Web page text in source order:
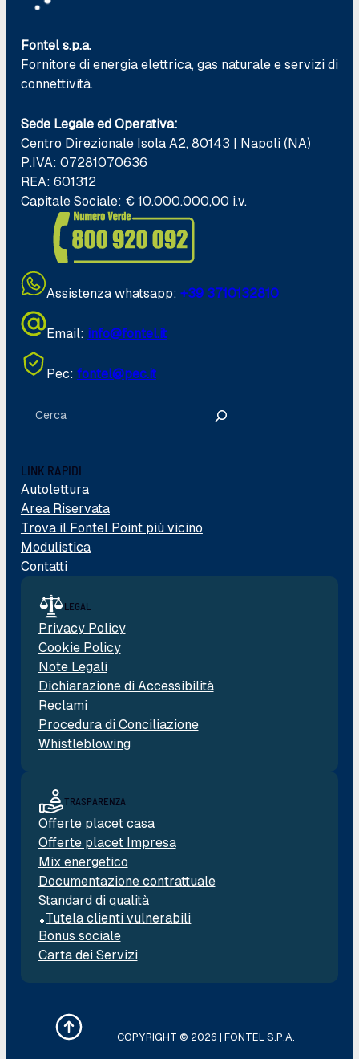
Fontel s.p.a.
Fornitore di energia elettrica, gas naturale e servizi di
connettività.
Sede Legale ed Operativa:
Centro Direzionale Isola A2, 80143 | Napoli (NA)
P.IVA: 07281070636
REA: 601312
Capitale Sociale: € 10.000.000,00 i.v.
Assistenza whatsapp: +39 3710132810
Email: info@fontel.it
Pec: fontel@pec.it
TRASPARENZA
Offerte placet casa
Offerte placet Impresa
Mix energetico
Documentazione contrattuale
Standard di qualità
Tutela clienti vulnerabili
Bonus sociale
Carta dei Servizi
LEGAL
Privacy Policy
Cookie Policy
Note Legali
Dichiarazione di Accessibilità
Reclami
Procedura di Conciliazione
Whistleblowing
LINK RAPIDI
Autolettura
Area Riservata
Trova il Fontel Point più vicino
Modulistica
Contatti
COPYRIGHT © 2026 | FONTEL S.P.A.